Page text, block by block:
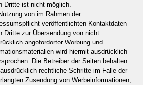
Dritte ist nicht möglich.
von im Rahmen der
veröffentlichten Kontaktdaten
Dritte zur Übersendung von nicht
angeforderter Werbung und
wird hiermit ausdrücklich
Die Betreiber der Seiten behalten
rechtliche Schritte im Falle der
Zusendung von Werbeinformationen,